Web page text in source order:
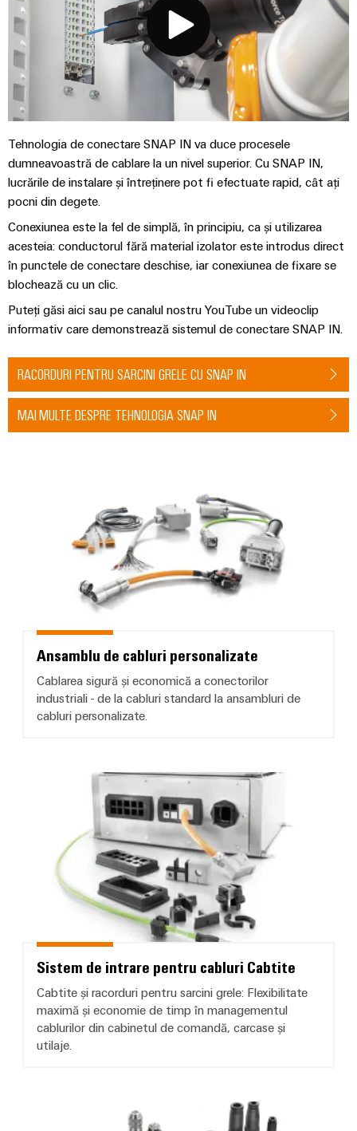
Tehnologia de conectare SNAP IN va duce procesele
dumneavoastră de cablare la un nivel superior. Cu SNAP IN,
lucrările de instalare și întreținere pot fi efectuate rapid, cât ați
pocni din degete.
Conexiunea este la fel de simplă, în principiu, ca și utilizarea
acesteia: conductorul fără material izolator este introdus direct
în punctele de conectare deschise, iar conexiunea de fixare se
blochează cu un clic.
Puteți găsi aici sau pe canalul nostru YouTube un videoclip
informativ care demonstrează sistemul de conectare SNAP IN.
RACORDURI PENTRU SARCINI GRELE CU SNAP IN
MAI MULTE DESPRE TEHNOLOGIA SNAP IN
Ansamblu de cabluri personalizate
Cablarea sigură și economică a conectorilor
industriali - de la cabluri standard la ansambluri de
cabluri personalizate.
Sistem de intrare pentru cabluri
Sistem de intrare pentru cabluri Cabtite
Cabtite și racorduri pentru sarcini grele: Flexibilitate
maximă și economie de timp în managementul
cablurilor din cabinetul de comandă, carcase și
utilaje.
Conectori circulari